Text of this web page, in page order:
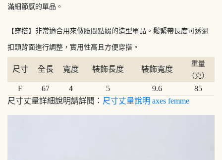
滿細節感的單品。
【穿搭】非常適合用來做腰間點綴的造型單品。鬆緊帶長度可透過
扣頭背面進行調整，實用性高且方便穿搭。
尺寸 全長 寬度 裝飾長度 裝飾寬度
重量
（克）
F 67 4 5 9.6
85
尺寸丈量詳細說明請詳閱： 尺寸丈量說明 axes femme